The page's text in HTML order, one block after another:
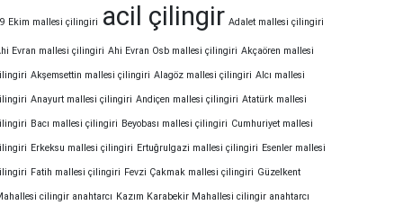
Ekim mallesi çilingiri acil çilingir Adalet mallesi çilingiri
Evran mallesi çilingiri Ahi Evran Osb mallesi çilingiri Akçaören mallesi
Akşemsettin mallesi çilingiri Alagöz mallesi çilingiri Alcı mallesi
Anayurt mallesi çilingiri Andiçen mallesi çilingiri Atatürk mallesi
Bacı mallesi çilingiri Beyobası mallesi çilingiri Cumhuriyet mallesi
Erkeksu mallesi çilingiri Ertuğrulgazi mallesi çilingiri Esenler mallesi
Fatih mallesi çilingiri Fevzi Çakmak mallesi çilingiri Güzelkent
cilingir anahtarcı Kazım Karabekir Mahallesi cilingir anahtarcı